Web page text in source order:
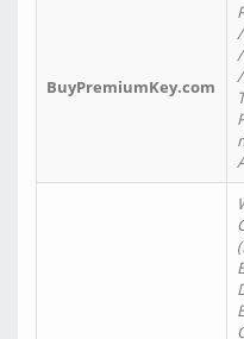
BuyPremiumKey.com